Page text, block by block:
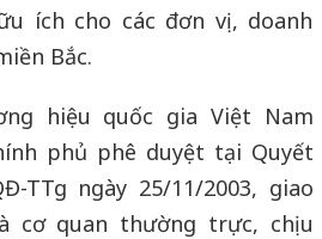
ích cho các đơn vị, doanh
Bắc.
hiệu quốc gia Việt Nam
phủ phê duyệt tại Quyết
TTg ngày 25/11/2003, giao
cơ quan thường trực, chịu